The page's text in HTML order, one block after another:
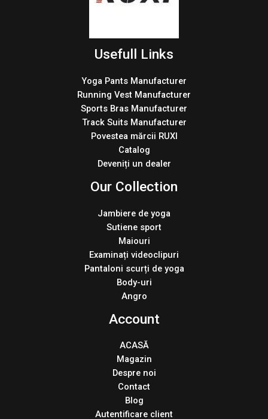
Usefull Links
Yoga Pants Manufacturer
Running Vest Manufacturer
Sports Bras Manufacturer
Track Suits Manufacturer
Povestea mărcii RUXI
Catalog
Deveniți un dealer
Our Collection
Jambiere de yoga
Sutiene sport
Maiouri
Examinați videoclipuri
Pantaloni scurți de yoga
Body-uri
Angro
Account
ACASĂ
Magazin
Despre noi
Contact
Blog
Autentificare client